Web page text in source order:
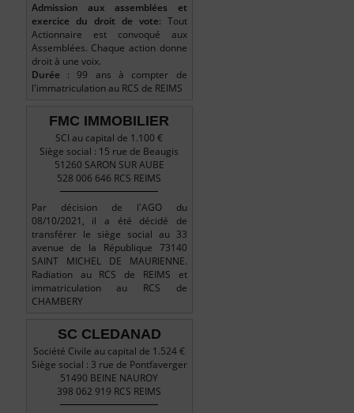
Admission aux assemblées et
exercice du droit de vote: Tout
Actionnaire est convoqué aux
Assemblées. Chaque action donne
droit à une voix.
Durée : 99 ans à compter de
l'immatriculation au RCS de REIMS
FMC IMMOBILIER
SCI au capital de 1.100 €
Siège social : 15 rue de Beaugis
51260 SARON SUR AUBE
528 006 646 RCS REIMS
Par décision de l'AGO du
08/10/2021, il a été décidé de
transférer le siège social au 33
avenue de la République 73140
SAINT MICHEL DE MAURIENNE.
Radiation au RCS de REIMS et
immatriculation au RCS de
CHAMBERY
SC CLEDANAD
Société Civile au capital de 1.524 €
Siège social : 3 rue de Pontfaverger
51490 BEINE NAUROY
398 062 919 RCS REIMS